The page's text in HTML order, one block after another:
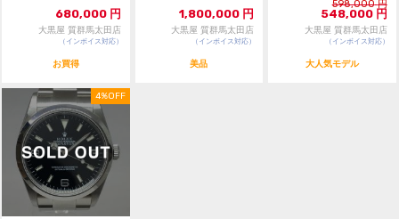
680,000 円
大黒屋 質群馬太田店
（インボイス対応）
お買得
1,800,000 円
大黒屋 質群馬太田店
（インボイス対応）
美品
598,000 円
548,000 円
大黒屋 質群馬太田店
（インボイス対応）
大人気モデル
4%OFF